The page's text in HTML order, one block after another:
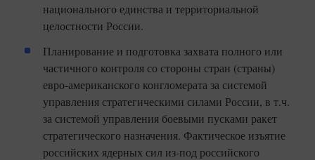
национального единства и территориальной
целостности России.
Планирование и подготовка захвата полного или
частичного контроля со стороны стран (страны)
евро-американского конгломерата за системой
управления стратегическими силами России, в т.ч.
за системой управления боевыми пусками ракет
стратегического назначения. Фактическое изъятие
российских ядерных сил из-под российского